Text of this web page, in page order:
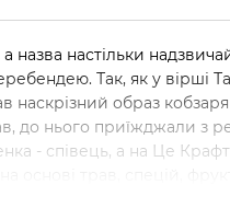
назва настільки
Так, як у вірші
наскрізний образ
до нього приїжджали з
- співець, а на Це Крафт